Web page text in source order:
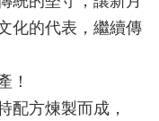
化的代表，繼續傳
！
配方煉製而成，